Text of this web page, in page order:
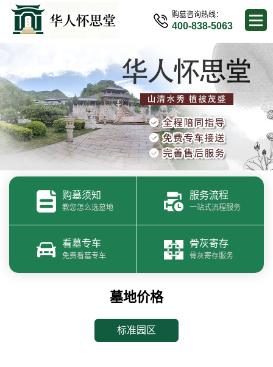
购墓咨询热线：
400-838-5063
购墓须知
教您怎么选墓地
服务流程
一站式流程服务
看墓专车
免费看墓专车
骨灰寄存
骨灰寄存服务
墓地价格
标准园区